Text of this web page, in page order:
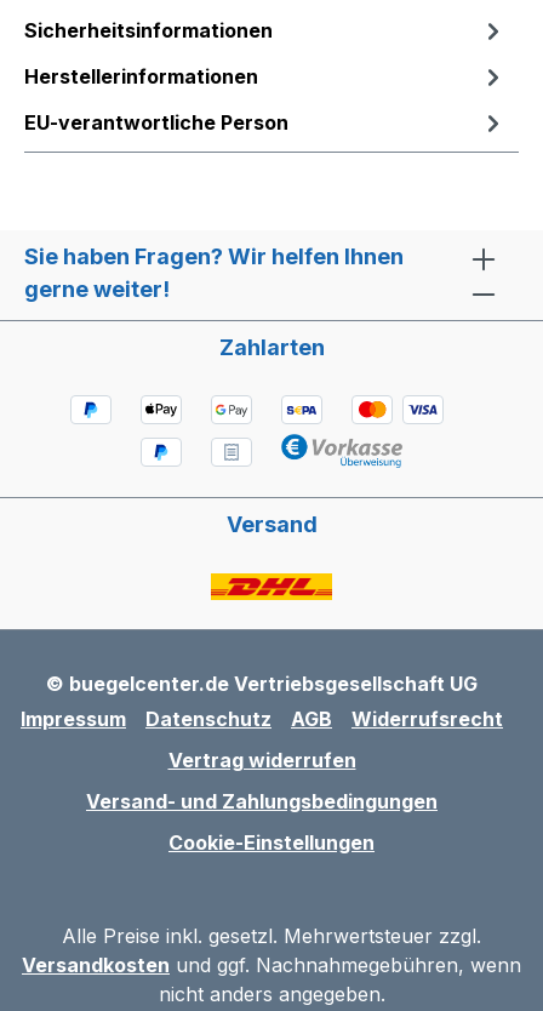
Sicherheitsinformationen
Herstellerinformationen
EU-verantwortliche Person
Sie haben Fragen? Wir helfen Ihnen
gerne weiter!
Zahlarten
Versand
© buegelcenter.de Vertriebsgesellschaft UG
Impressum
Datenschutz AGB
Widerrufsrecht
Vertrag widerrufen
Versand- und Zahlungsbedingungen
Cookie-Einstellungen
Alle Preise inkl. gesetzl. Mehrwertsteuer zzgl.
Versandkosten und ggf. Nachnahmegebühren, wenn
nicht anders angegeben.